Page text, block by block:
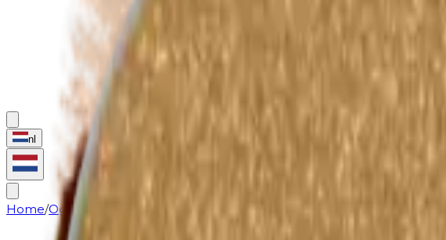
nl
Home/Ogen Oogschaduws Oogschaduw/Rouge (navulling) | 0446 Copper